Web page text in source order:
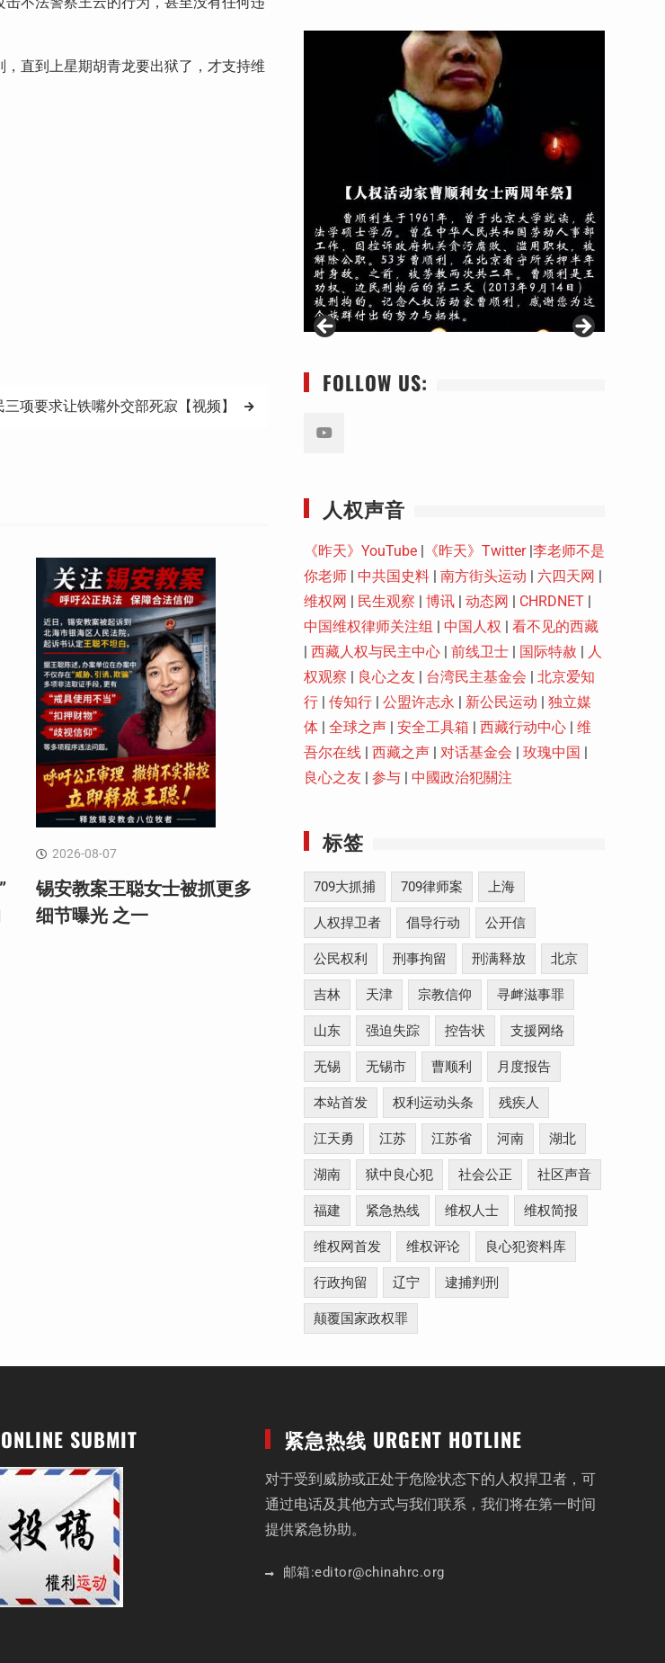
直到上星期胡青龙要出狱了，才支持维
项要求让铁嘴外交部死寂【视频】
2026-08-07
锡安教案王聪女士被抓更多
细节曝光 之一
FOLLOW US:
人权声音
《昨天》YouTube | 《昨天》Twitter|李老师不是
你老师 | 中共国史料 | 南方街头运动 | 六四天网 |
维权网 | 民生观察 | 博讯 | 动态网 | CHRDNET |
中国维权律师关注组 | 中国人权 | 看不见的西藏
| 西藏人权与民主中心 | 前线卫士 | 国际特赦 | 人
权观察 | 良心之友 | 台湾民主基金会 | 北京爱知
行 | 传知行 | 公盟许志永 | 新公民运动 | 独立媒
体 | 全球之声 | 安全工具箱 | 西藏行动中心 | 维
吾尔在线 | 西藏之声 | 对话基金会 | 玫瑰中国 |
良心之友 | 参与 | 中國政治犯關注
标签
709大抓捕 709律师案 上海
人权捍卫者 倡导行动 公开信
公民权利 刑事拘留 刑满释放 北京
吉林 天津 宗教信仰 寻衅滋事罪
山东 强迫失踪 控告状 支援网络
无锡 无锡市 曹顺利 月度报告
本站首发 权利运动头条 残疾人
江天勇 江苏 江苏省 河南 湖北
湖南 狱中良心犯 社会公正 社区声音
福建 紧急热线 维权人士 维权简报
维权网首发 维权评论 良心犯资料库
行政拘留 辽宁 逮捕判刑
颠覆国家政权罪
SUBMIT 紧急热线 URGENT HOTLINE
对于受到威胁或正处于危险状态下的人权捍卫者，可
通过电话及其他方式与我们联系，我们将在第一时间
提供紧急协助。
邮箱:editor@chinahrc.org